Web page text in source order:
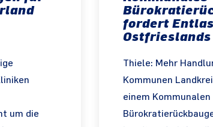
um die
fordert
Thiele: Mehr
Kommunen
einem Kommunalen